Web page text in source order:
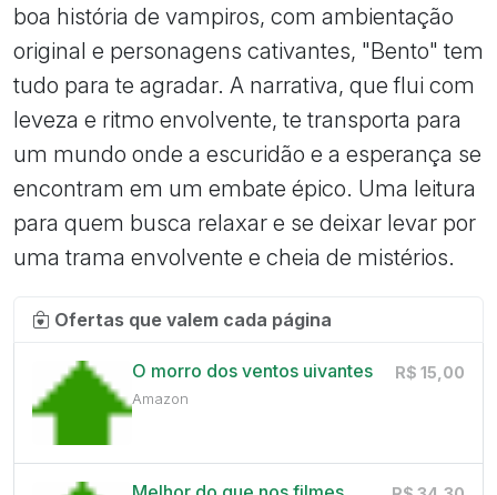
boa história de vampiros, com ambientação
original e personagens cativantes, "Bento" tem
tudo para te agradar. A narrativa, que flui com
leveza e ritmo envolvente, te transporta para
um mundo onde a escuridão e a esperança se
encontram em um embate épico. Uma leitura
para quem busca relaxar e se deixar levar por
uma trama envolvente e cheia de mistérios.
Ofertas que valem cada página
O morro dos ventos uivantes
Amazon
R$ 15,00